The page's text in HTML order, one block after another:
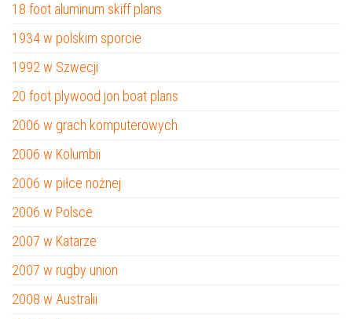
18 foot aluminum skiff plans
1934 w polskim sporcie
1992 w Szwecji
20 foot plywood jon boat plans
2006 w grach komputerowych
2006 w Kolumbii
2006 w piłce nożnej
2006 w Polsce
2007 w Katarze
2007 w rugby union
2008 w Australii